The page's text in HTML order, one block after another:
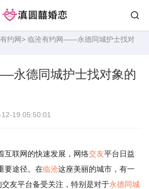
约网> 临沧有约网——永德同城护士找对
永德同城护士找对象的
19 05:50:01
互联网的快速发展，网络交友平台日益
要途径。在临沧这座美丽的城市，有一
交友平台备受关注，特别是对于永德同城